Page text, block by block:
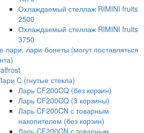
Охлаждаемый стеллаж RIMINI fruits
2500
Охлаждаемый стеллаж RIMINI fruits
3750
лари, лари-бонеты (могут поставляться
C (гнутые стекла)
Ларь CF200CQ (без корзин)
Ларь CF200CQ (3 корзины)
Ларь CF200CN с товарным
накопителем (без корзин)